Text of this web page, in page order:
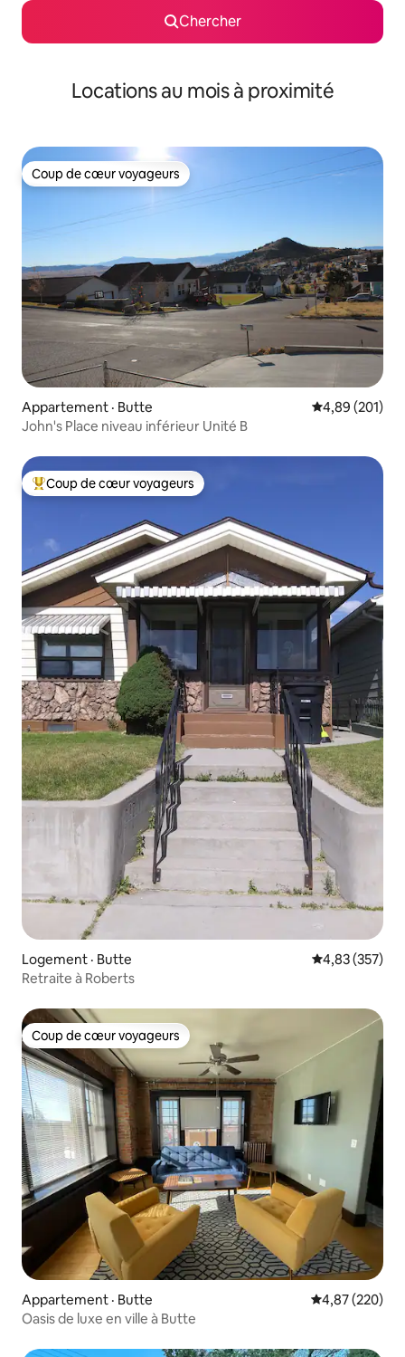
Chercher
Locations au mois à proximité
Coup de cœur voyageurs
Coup de cœur voyageurs
Appartement · Butte Note
4,89 (201)
John's Place niveau inférieur Unité B
Coup de cœur voyageurs parmi les plus aimés
Coup de cœur voyageurs
Logement · Butte Note
4,83 (357)
Retraite à Roberts
Coup de cœur voyageurs
Coup de cœur voyageurs
Appartement · Butte Note
4,87 (220)
Oasis de luxe en ville à Butte